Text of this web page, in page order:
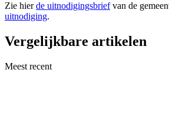
Zie hierde uitnodigingsbriefvan de
uitnodiging.
Vergelijkbare artikelen
Meest recent